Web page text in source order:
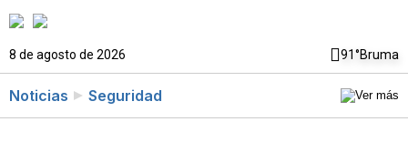
8 de agosto de 2026 91°Bruma
Noticias Seguridad